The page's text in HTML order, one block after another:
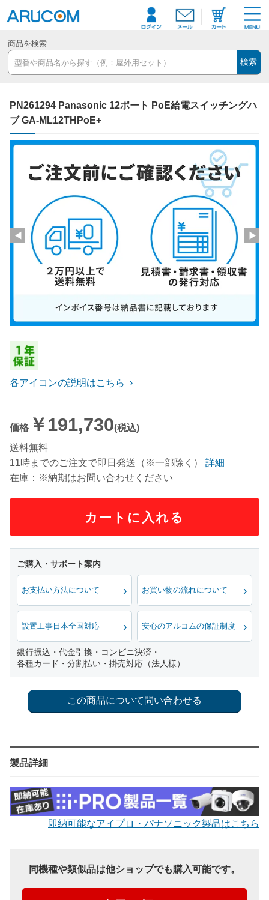
商品を検索
検索
PN261294 Panasonic 12ポート PoE給電スイッチングハ
ブ GA-ML12THPoE+
◀ ▶
各アイコンの説明はこちら
価格 ￥191,730(税込)
送料無料
11時までのご注文で即日発送（※一部除く）
詳細
在庫：※納期はお問い合わせください
カートに入れる
お支払い方法について お買い物の流れについて
設置工事日本全国対応 安心のアルコムの保証制度
銀行振込・代金引換・コンビニ決済・
各種カード・分割払い・掛売対応（法人様）
製品詳細
即納可能なアイプロ・パナソニック製品はこちら
同機種や類似品は他ショップでも購入可能です。